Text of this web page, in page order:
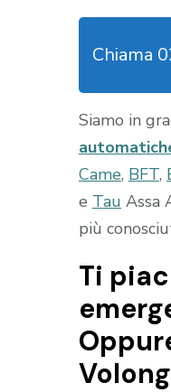
Chiama
Siamo in
Came, BFT,
e Tau Assa
più
Ti